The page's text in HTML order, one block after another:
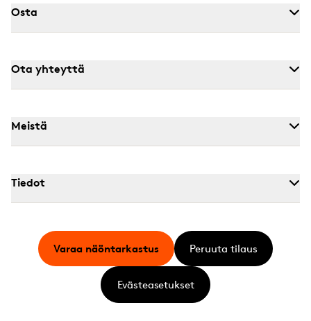
Osta
Ota yhteyttä
Meistä
Tiedot
Varaa näöntarkastus Peruuta tilaus
Evästeasetukset